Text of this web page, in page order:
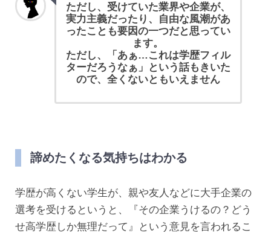
ただし、受けていた業界や企業が、
実力主義だったり、自由な風潮があ
ったことも要因の一つだと思ってい
ます。
ただし、「あぁ…これは学歴フィル
ターだろうなぁ」という話もきいた
ので、全くないともいえません
諦めたくなる気持ちはわかる
学歴が高くない学生が、親や友人などに大手企業の
選考を受けるというと、『その企業うけるの？どう
せ高学歴しか無理だって』という意見を言われるこ